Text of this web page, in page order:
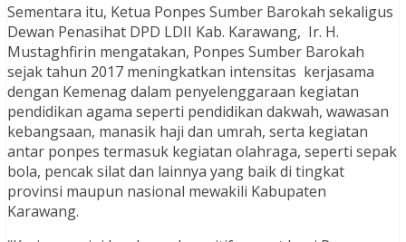
Sementara itu, Ketua Ponpes Sumber Barokah sekaligus
Dewan Penasihat DPD LDII Kab. Karawang, Ir. H.
Mustaghfirin mengatakan, Ponpes Sumber Barokah
sejak tahun 2017 meningkatkan intensitas kerjasama
dengan Kemenag dalam penyelenggaraan kegiatan
pendidikan agama seperti pendidikan dakwah, wawasan
kebangsaan, manasik haji dan umrah, serta kegiatan
antar ponpes termasuk kegiatan olahraga, seperti sepak
bola, pencak silat dan lainnya yang baik di tingkat
provinsi maupun nasional mewakili Kabupaten
Karawang.